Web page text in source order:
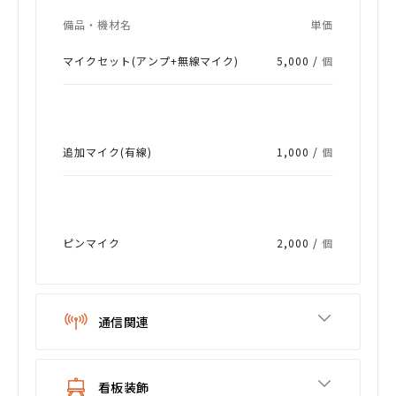
備品・機材名 単価
マイクセット(アンプ+無線マイク) 5,000 /個
追加マイク(有線) 1,000 /個
ピンマイク 2,000 /個
通信関連
看板装飾